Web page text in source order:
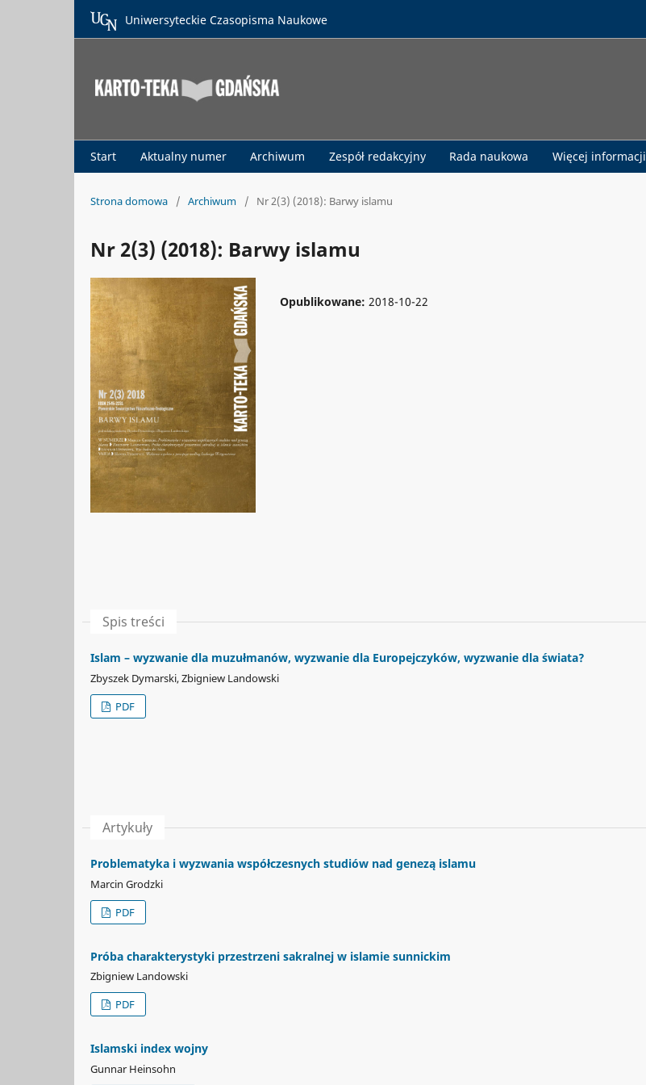
Start Aktualny numer Archiwum Zespół redakcyjny Rada naukowa Więcej informacji
Uniwersyteckie Czasopisma Naukowe
Strona domowa / Archiwum / Nr 2(3) (2018): Barwy islamu
Nr 2(3) (2018): Barwy islamu
Opublikowane: 2018-10-22
Spis treści
Islam – wyzwanie dla muzułmanów, wyzwanie dla Europejczyków, wyzwanie dla świata?
Zbyszek Dymarski, Zbigniew Landowski
PDF
Artykuły
Problematyka i wyzwania współczesnych studiów nad genezą islamu
Marcin Grodzki
PDF
Próba charakterystyki przestrzeni sakralnej w islamie sunnickim
Zbigniew Landowski
PDF
Islamski index wojny
Gunnar Heinsohn